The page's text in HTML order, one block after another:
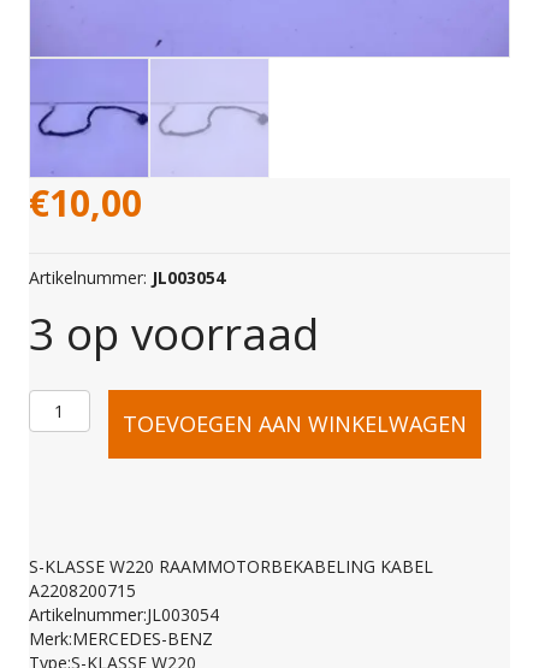
€10,00
Artikelnummer: JL003054
3 op voorraad
S-
W220
TOEVOEGEN AAN WINKELWAGEN
S-KLASSE W220 RAAMMOTORBEKABELING KABEL
A2208200715
Artikelnummer:JL003054
Merk:MERCEDES-BENZ
Type:S-KLASSE W220